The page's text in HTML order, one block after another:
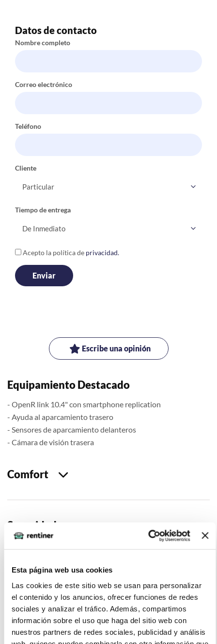
Esta página web usa cookies
Las cookies de este sitio web se usan para personalizar
el contenido y los anuncios, ofrecer funciones de redes
sociales y analizar el tráfico. Además, compartimos
información sobre el uso que haga del sitio web con
nuestros partners de redes sociales, publicidad y análisis
Datos de contacto
Nombre completo
Correo electrónico
Teléfono
Cliente
Tiempo de entrega
Acepto la política de privacidad.
Escribe una opinión
Equipamiento Destacado
- OpenR link 10.4" con smartphone replication
- Ayuda al aparcamiento trasero
- Sensores de aparcamiento delanteros
- Cámara de visión trasera
Comfort
Seguridad
Multimedia
Extras